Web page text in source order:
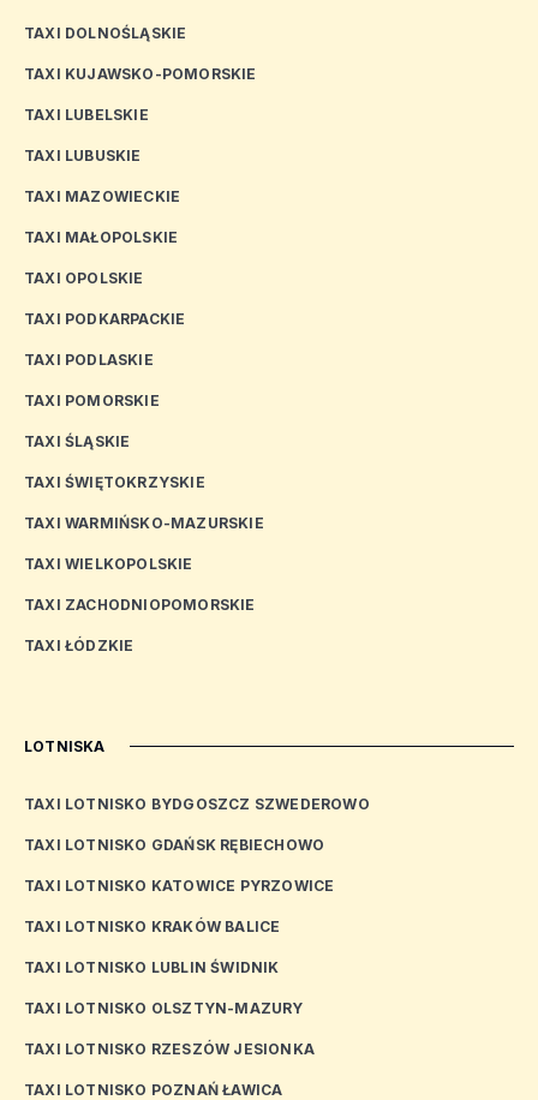
TAXI DOLNOŚLĄSKIE
TAXI KUJAWSKO-POMORSKIE
TAXI LUBELSKIE
TAXI LUBUSKIE
TAXI MAZOWIECKIE
TAXI MAŁOPOLSKIE
TAXI OPOLSKIE
TAXI PODKARPACKIE
TAXI PODLASKIE
TAXI POMORSKIE
TAXI ŚLĄSKIE
TAXI ŚWIĘTOKRZYSKIE
TAXI WARMIŃSKO-MAZURSKIE
TAXI WIELKOPOLSKIE
TAXI ZACHODNIOPOMORSKIE
TAXI ŁÓDZKIE
LOTNISKA
TAXI LOTNISKO BYDGOSZCZ SZWEDEROWO
TAXI LOTNISKO GDAŃSK RĘBIECHOWO
TAXI LOTNISKO KATOWICE PYRZOWICE
TAXI LOTNISKO KRAKÓW BALICE
TAXI LOTNISKO LUBLIN ŚWIDNIK
TAXI LOTNISKO OLSZTYN-MAZURY
TAXI LOTNISKO RZESZÓW JESIONKA
TAXI LOTNISKO POZNAŃ ŁAWICA